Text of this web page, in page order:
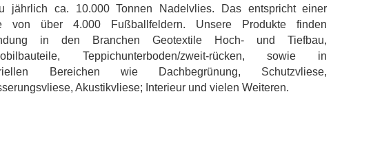
jährlich ca. 10.000 Tonnen Nadelvlies. Das entspricht einer
von über 4.000 Fußballfeldern. Unsere Produkte finden
in den Branchen Geotextile Hoch- und Tiefbau,
Teppichunterboden/zweit-rücken, sowie in
Bereichen wie Dachbegrünung, Schutzvliese,
Akustikvliese; Interieur und vielen Weiteren.